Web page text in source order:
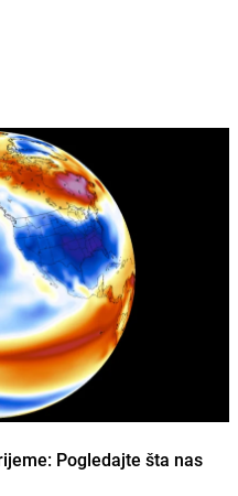
Pogledajte šta nas